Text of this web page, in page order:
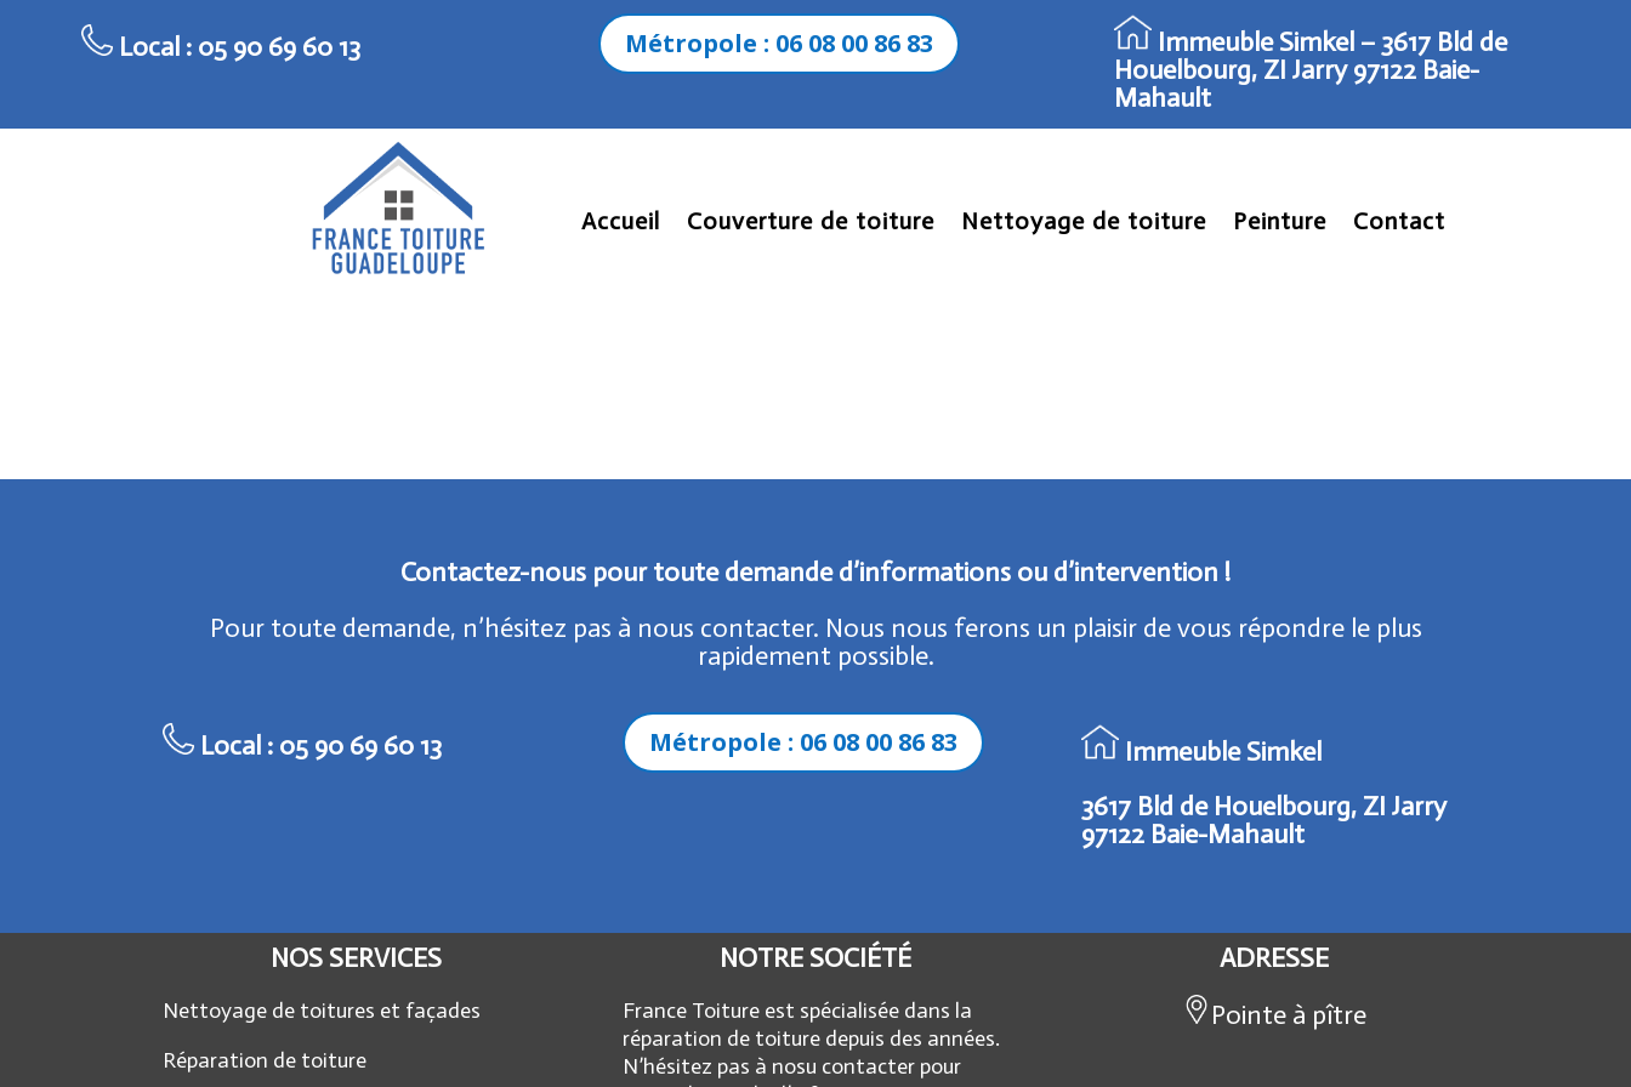
Local : 05 90 69 60 13 Métropole : 06 08 00 86 83
Immeuble Simkel – 3617 Bld de
Houelbourg, ZI Jarry 97122 Baie-
Mahault
Accueil Couverture de toiture Nettoyage de toiture Peinture Contact
Contactez-nous pour toute demande d’informations ou d’intervention !
Pour toute demande, n’hésitez pas à nous contacter. Nous nous ferons un plaisir de vous répondre le plus
rapidement possible.
Local : 05 90 69 60 13 Métropole : 06 08 00 86 83
Immeuble Simkel
3617 Bld de Houelbourg, ZI Jarry
97122 Baie-Mahault
NOS SERVICES
Nettoyage de toitures et façades
Réparation de toiture
NOTRE SOCIÉTÉ
France Toiture est spécialisée dans la
réparation de toiture depuis des années.
N’hésitez pas à nosu contacter pour
ADRESSE
Pointe à pître